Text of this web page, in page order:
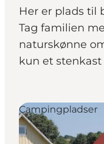
Oplevelser
Overnatning
Planlæg ferien
Her er plads til
Tag familien
naturskønne
kun et stenkast
Campingpladser